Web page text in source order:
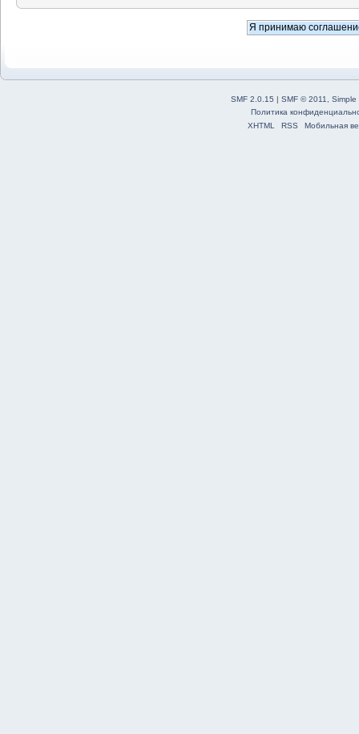
SMF 2.0.15 | SMF © 2011
Simple
Политика
XHTML
RSS Мобильная